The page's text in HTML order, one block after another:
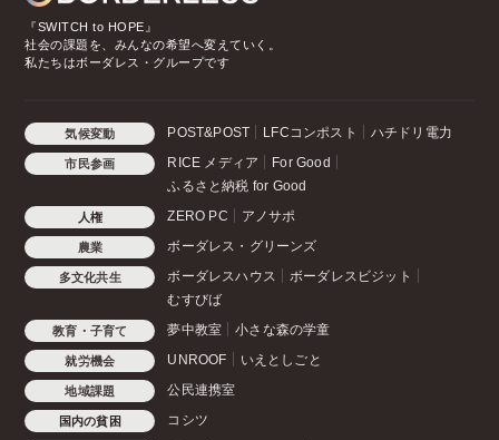
『SWITCH to HOPE』
社会の課題を、みんなの希望へ変えていく。
私たちはボーダレス・グループです
気候変動 POST&POST LFCコンポスト ハチドリ電力
市民参画 RICE メディア
For Good
ふるさと納税 for Good
人権 ZERO PC アノサポ
農業 ボーダレス・グリーンズ
多文化共生 ボーダレスハウス
ボーダレスビジット
むすびば
教育・子育て 夢中教室 小さな森の学童
就労機会 UNROOF いえとしごと
地域課題 公民連携室
国内の貧困 コシツ